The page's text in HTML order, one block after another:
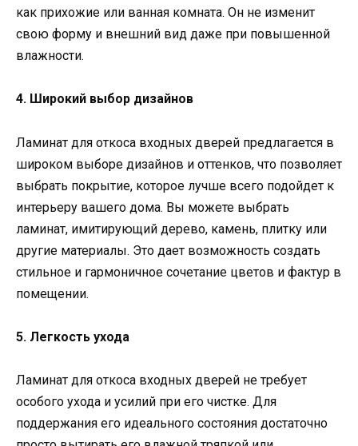
как прихожие или ванная комната. Он не изменит
свою форму и внешний вид даже при повышенной
влажности.
4. Широкий выбор дизайнов
Ламинат для откоса входных дверей предлагается в
широком выборе дизайнов и оттенков, что позволяет
выбрать покрытие, которое лучше всего подойдет к
интерьеру вашего дома. Вы можете выбрать
ламинат, имитирующий дерево, камень, плитку или
другие материалы. Это дает возможность создать
стильное и гармоничное сочетание цветов и фактур в
помещении.
5. Легкость ухода
Ламинат для откоса входных дверей не требует
особого ухода и усилий при его чистке. Для
поддержания его идеального состояния достаточно